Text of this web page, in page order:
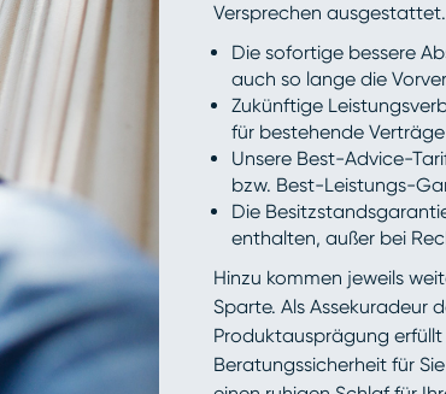
Versprechen
Die sofortige bessere
auch so lange die
Zukünftige
für bestehende Verträge
Unsere Best-Advice-
bzw. Best-Leistungs-
Die
enthalten, außer bei
Hinzu kommen jeweils
Sparte. Als Assekuradeur
Produktausprägung
Beratungssicherheit für